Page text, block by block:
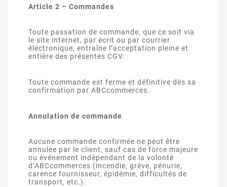
Article 2 – Commandes
Toute passation de commande, que ce soit via
le site internet, par écrit ou par courrier
électronique, entraîne l’acceptation pleine et
entière des présentes CGV.
Toute commande est ferme et définitive dès sa
confirmation par ABCcommerces.
Annulation de commande
Aucune commande confirmée ne peut être
annulée par le client, sauf cas de force majeure
ou événement indépendant de la volonté
d’ABCcommerces (incendie, grève, pénurie,
carence fournisseur, épidémie, difficultés de
transport, etc.).